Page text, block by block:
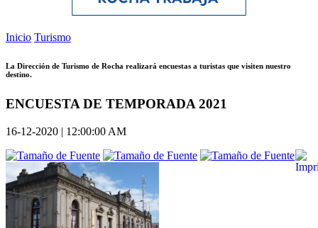
Inicio Turismo
La Dirección de Turismo de Rocha realizará encuestas a turistas que visiten nuestro
destino.
ENCUESTA DE TEMPORADA 2021
16-12-2020 | 12:00:00 AM